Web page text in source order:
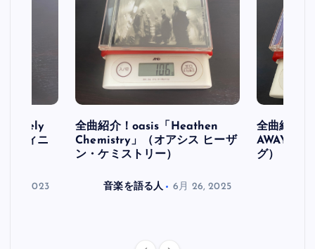
フィニ
30, 2023
全曲紹介！oasis「Heathen
Chemistry」（オアシス ヒーザ
ン・ケミストリー）
音楽を語る人 6月 26, 2025
全曲紹介
AWAY」
グ）